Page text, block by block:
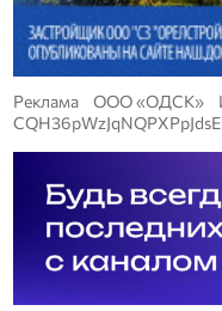
Реклама ООО «ОДСК»